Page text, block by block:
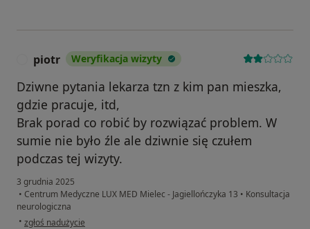
piotr Weryfikacja wizyty
Dziwne pytania lekarza tzn z kim pan mieszka,
gdzie pracuje, itd,
Brak porad co robić by rozwiązać problem. W
sumie nie było źle ale dziwnie się czułem
podczas tej wizyty.
3 grudnia 2025
• Centrum Medyczne LUX MED Mielec - Jagiellończyka 13 • Konsultacja
neurologiczna
• w opinii użytkownika piotr
zgłoś nadużycie